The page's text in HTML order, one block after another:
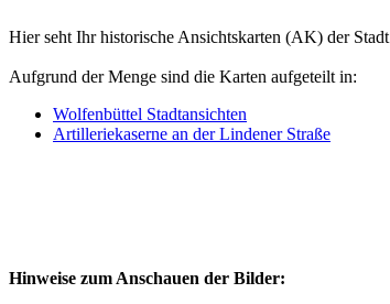
Hier seht Ihr historische Ansichtskarten (AK) der Stadt
Aufgrund der Menge sind die Karten aufgeteilt in:
Wolfenbüttel Stadtansichten
Artilleriekaserne an der Lindener Straße
Hinweise zum Anschauen der Bilder: